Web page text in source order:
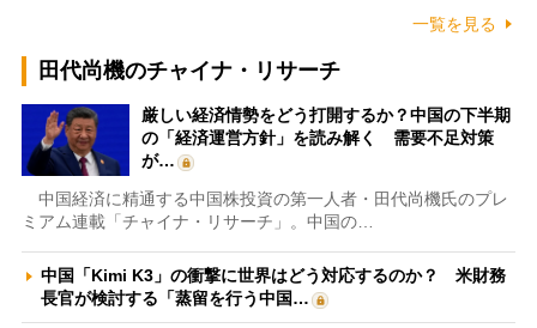
一覧を見る
田代尚機のチャイナ・リサーチ
厳しい経済情勢をどう打開するか？中国の下半期
の「経済運営方針」を読み解く 需要不足対策
が…
中国経済に精通する中国株投資の第一人者・田代尚機氏のプレ
ミアム連載「チャイナ・リサーチ」。中国の…
中国「Kimi K3」の衝撃に世界はどう対応するのか？ 米財務
長官が検討する「蒸留を行う中国…